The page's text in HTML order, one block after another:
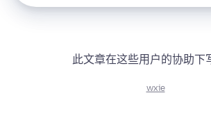
此文章在这些用户的协助下
wxie